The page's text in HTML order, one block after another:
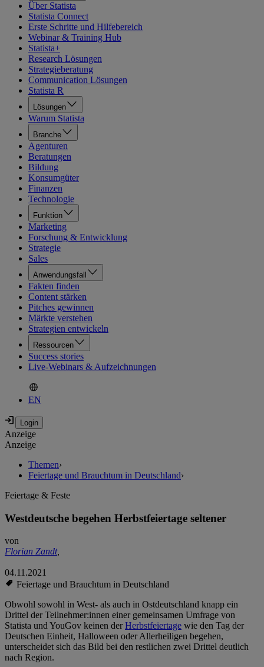
Über Statista
Statista Connect
Erste Schritte und Hilfebereich
Webinar & Training Hub
Statista+
Research Lösungen
Strategieberatung
Communication Lösungen
Statista R
Lösungen
Warum Statista
Branche
Agenturen
Beratungen
Bildung
Konsumgüter
Finanzen
Technologie
Funktion
Marketing
Forschung & Entwicklung
Strategie
Sales
Anwendungsfall
Fakten finden
Content stärken
Pitches gewinnen
Märkte verstehen
Strategien entwickeln
Ressourcen
Success stories
Live-Webinars & Aufzeichnungen
EN
Anzeige
Anzeige
Themen›
Feiertage und Brauchtum in Deutschland›
Feiertage & Feste
Westdeutsche begehen Herbstfeiertage seltener
von
Florian Zandt,
04.11.2021
Feiertage und Brauchtum in Deutschland
Obwohl sowohl in West- als auch in Ostdeutschland knapp ein
Drittel der Teilnehmer:innen einer gemeinsamen Umfrage von
Statista und YouGov keinen derHerbstfeiertage wie den Tag der
Deutschen Einheit, Halloween oder Allerheiligen begehen,
unterscheidet sich das Bild bei den restlichen zwei Drittel deutlich
nach Region.